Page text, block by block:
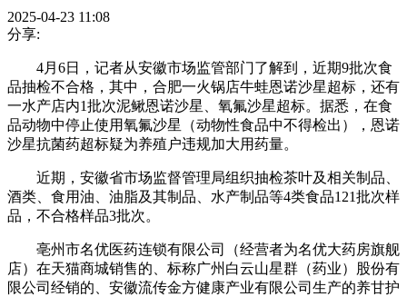
2025-04-23 11:08
分享:
4月6日，记者从安徽市场监管部门了解到，近期9批次食
品抽检不合格，其中，合肥一火锅店牛蛙恩诺沙星超标，还有
一水产店内1批次泥鳅恩诺沙星、氧氟沙星超标。据悉，在食
品动物中停止使用氧氟沙星（动物性食品中不得检出），恩诺
沙星抗菌药超标疑为养殖户违规加大用药量。
近期，安徽省市场监督管理局组织抽检茶叶及相关制品、
酒类、食用油、油脂及其制品、水产制品等4类食品121批次样
品，不合格样品3批次。
亳州市名优医药连锁有限公司（经营者为名优大药房旗舰
店）在天猫商城销售的、标称广州白云山星群（药业）股份有
限公司经销的、安徽流传金方健康产业有限公司生产的养甘护